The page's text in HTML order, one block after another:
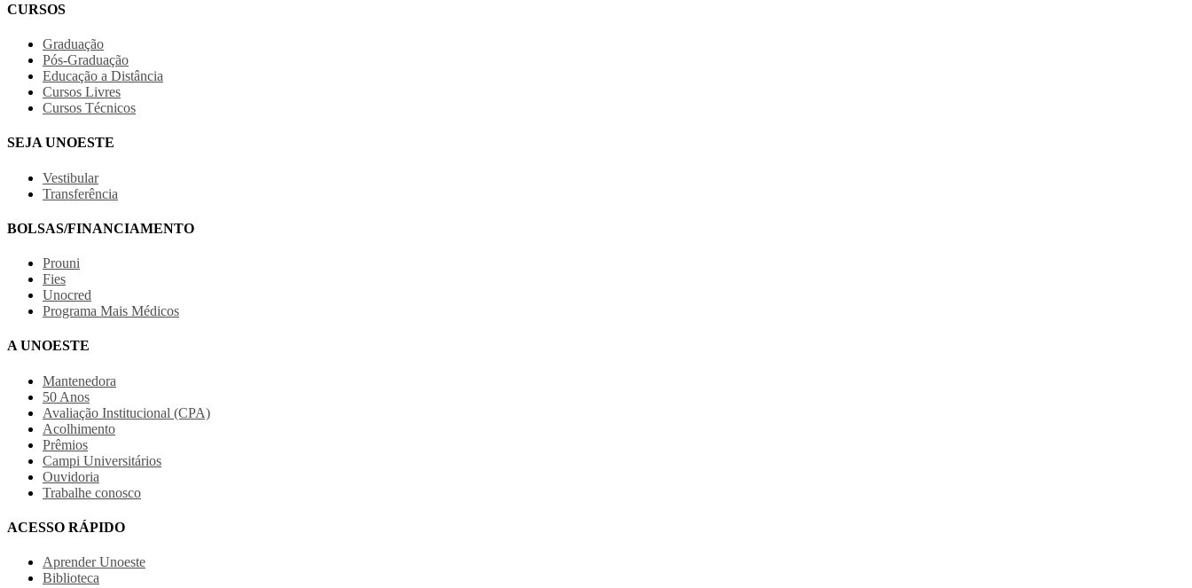
CURSOS
Graduação
Pós-Graduação
Educação a Distância
Cursos Livres
Cursos Técnicos
SEJA UNOESTE
Vestibular
Transferência
BOLSAS/FINANCIAMENTO
Prouni
Fies
Unocred
Programa Mais Médicos
A UNOESTE
Mantenedora
50 Anos
Avaliação Institucional (CPA)
Acolhimento
Prêmios
Campi Universitários
Ouvidoria
Trabalhe conosco
ACESSO RÁPIDO
Aprender Unoeste
Biblioteca